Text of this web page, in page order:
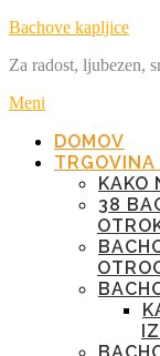
Preskoči
vsebino
Bachove kapljice
Za radost, ljubezen,
Meni
DOMOV
TRGOVINA
KAKO
38